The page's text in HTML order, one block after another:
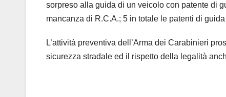
sorpreso alla guida di un veicolo con patente di
mancanza di R.C.A.; 5 in totale le patenti di
L’attività preventiva dell’Arma dei Carabinieri
sicurezza stradale ed il rispetto della legalità